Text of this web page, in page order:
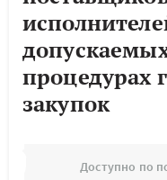
процедурах
закупок
Доступно по